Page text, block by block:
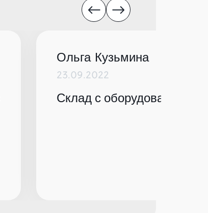
Ольга Кузьмина
23.09.2022
Склад с оборудованием